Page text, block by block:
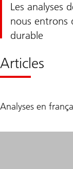
Les analyses
nous entrons
durable
Articles
Analyses en